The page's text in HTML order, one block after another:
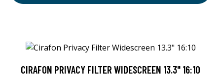
CIRAFON PRIVACY FILTER WIDESCREEN 13.3" 16:10